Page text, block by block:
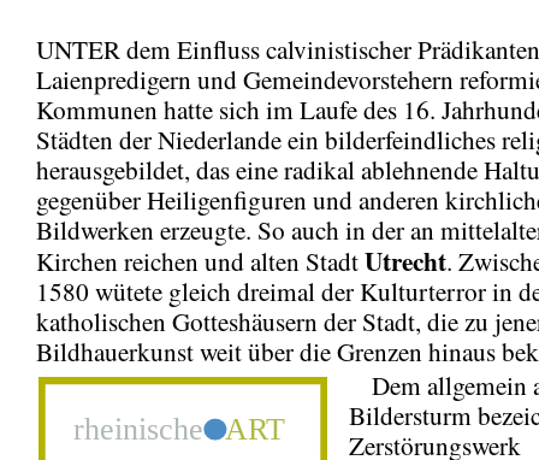
UNTER dem Einfluss calvinistischer
Laienpredigern und Gemeindevorstehern
Kommunen hatte sich im Laufe des 16.
Städten der Niederlande ein bilderfeindliches
herausgebildet, das eine radikal ablehnende
gegenüber Heiligenfiguren und anderen
Bildwerken erzeugte. So auch in der an
Kirchen reichen und alten StadtUtrecht.
1580 wütete gleich dreimal der Kulturterror in
katholischen Gotteshäusern der Stadt, die zu
Bildhauerkunst weit über die Grenzen hinaus
Dem allgemein
Bildersturm
Zerstörungswerk